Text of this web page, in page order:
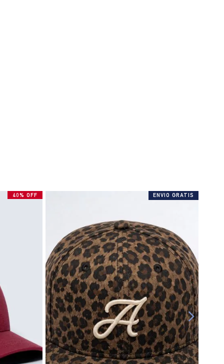
40% OFF ENVIO GRATIS